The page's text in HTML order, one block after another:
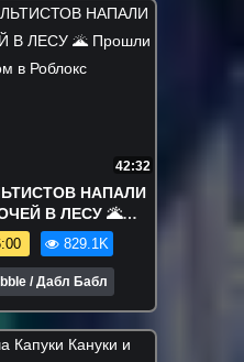
42:32
НАПАЛИ
В ЛЕСУ 🌋
в Роблокс
829.1K
/ Дабл Бабл